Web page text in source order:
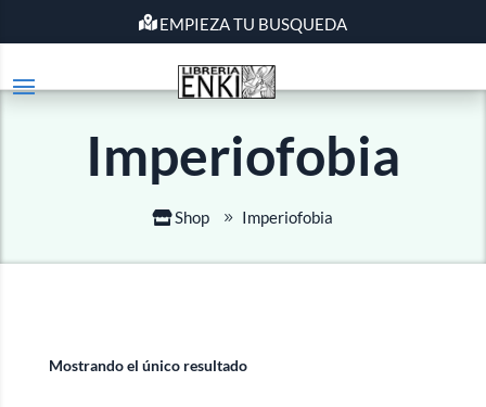
EMPIEZA TU BUSQUEDA
Imperiofobia
Shop Imperiofobia
Mostrando el único resultado